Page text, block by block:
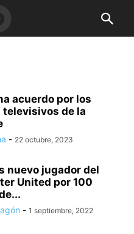
acuerdo por los
televisivos de la
- 22 octubre, 2023
nuevo jugador del
United por 100
- 1 septiembre, 2022